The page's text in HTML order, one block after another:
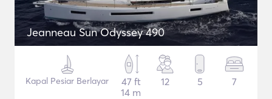
Jeanneau Sun Odyssey 490
Kapal Pesiar Berlayar
47 ft
14 m
12 5 7